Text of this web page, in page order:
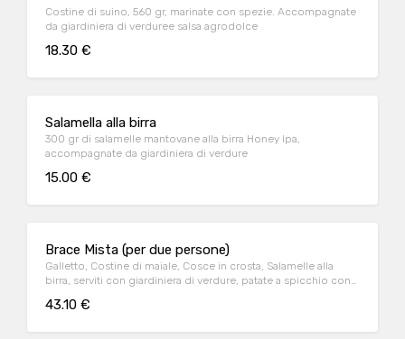
Costine di suino, 560 gr, marinate con spezie. Accompagnate
da giardiniera di verduree salsa agrodolce
18.30 €
Salamella alla birra
300 gr di salamelle mantovane alla birra Honey Ipa,
accompagnate da giardiniera di verdure
15.00 €
Brace Mista (per due persone)
Galletto, Costine di maiale, Cosce in crosta, Salamelle alla
birra, serviti con giardiniera di verdure, patate a spicchio con
43.10 €